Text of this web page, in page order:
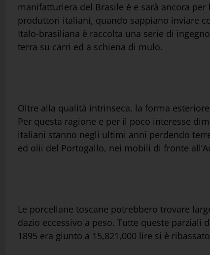
manifatturiera del Brasile è e sarà ancora
produttori italiani, quando sappiano inviare
Italo-brasiliana è raccolta una serie di
terra su carri ed a schiena di mulo.
Oltre alla qualità intrinseca, la forma
Per questa ragione e per il poco interesse
italiani stanno negli ultimi anni perdendo
ed olii del Portogallo, nei mobili di fronte
Le porcellane toscane potrebbero trovare
dazio eccessivo a peso. Tutte queste
1895 era giunto a 15,821,000 lire si è